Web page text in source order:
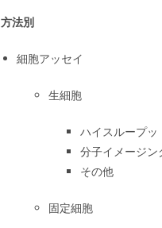
方法別
細胞アッセイ
生細胞
ハイスループ
分子イメージン
その他
固定細胞